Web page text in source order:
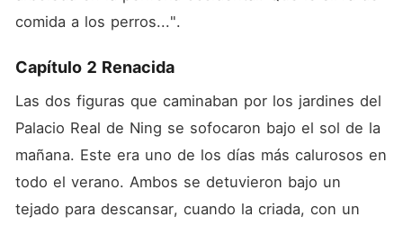
comida a los perros...".
Capítulo 2 Renacida
Las dos figuras que caminaban por los jardines del
Palacio Real de Ning se sofocaron bajo el sol de la
mañana. Este era uno de los días más calurosos en
todo el verano. Ambos se detuvieron bajo un
tejado para descansar, cuando la criada, con un